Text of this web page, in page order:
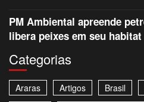
PM Ambiental apreende
libera peixes em seu habitat
Categorias
Araras Artigos Brasil